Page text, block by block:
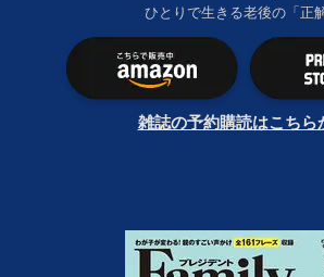
ひとりで生きる老後の「正解
雑誌の予約購読はこちら